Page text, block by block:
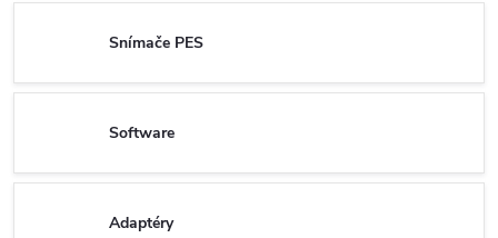
Snímače PES
Software
Adaptéry